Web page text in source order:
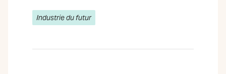
Industrie du futur